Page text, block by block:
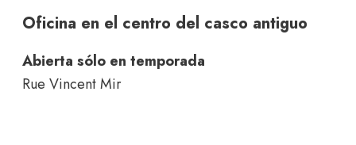
Oficina en el centro del casco antiguo
Abierta sólo en temporada
Rue Vincent Mir